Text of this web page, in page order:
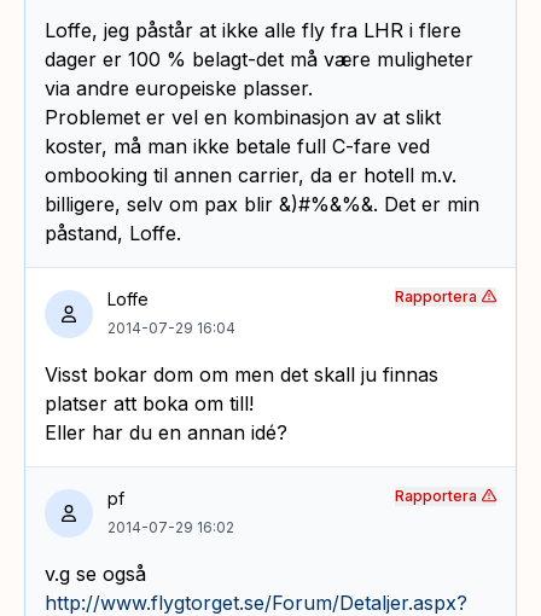
Loffe, jeg påstår at ikke alle fly fra LHR i flere
dager er 100 % belagt-det må være muligheter
via andre europeiske plasser.
Problemet er vel en kombinasjon av at slikt
koster, må man ikke betale full C-fare ved
ombooking til annen carrier, da er hotell m.v.
billigere, selv om pax blir &)#%&%&. Det er min
påstand, Loffe.
Loffe
2014-07-29 16:04
Visst bokar dom om men det skall ju finnas
platser att boka om till!
Eller har du en annan idé?
Rapportera
pf
2014-07-29 16:02
v.g se også
http://www.flygtorget.se/Forum/Detaljer.aspx?
Rapportera